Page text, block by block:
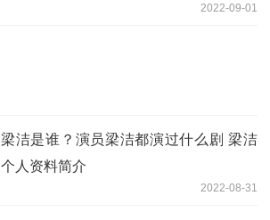
2022-09-01
梁洁是谁？演员梁洁都演过什么剧 梁洁
个人资料简介
2022-08-31